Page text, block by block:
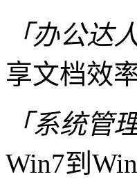
「办公达
享文档效
「系统管
Win7到